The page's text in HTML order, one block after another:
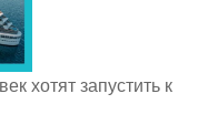
хотят запустить к